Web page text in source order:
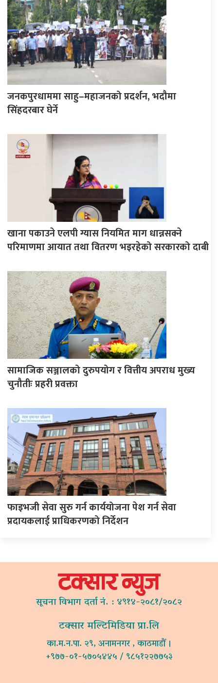
जनकपुरधाममा साहु–महाजनको प्रदर्शन, भदौमा
सिंहदरबार घेर्ने
खाना पकाउने एलपी ग्यास नियमित माग धान्नसक्ने
परिमाणमा आयात तथा वितरण भइरहेको सरकारको दाबी
सामाजिक सञ्जालको दुरुपयोग र वित्तीय अपराध मुख्य
चुनौतीः प्रहरी प्रवक्ता
फाइभजी सेवा सुरु गर्न कार्ययोजना पेश गर्न सेवा
प्रदायकलाई प्राधिकरणको निर्देशन
सूचना विभाग दर्ता नं. : ४९१४-२०८१/२०८२
टक्सार मल्टिमिडिया प्रा.लि
का.म.न.पा. २९, अनामनगर , काठमाडौं ।
+९७७-०१-५७०५४४५ / ९८५१२२७७५३